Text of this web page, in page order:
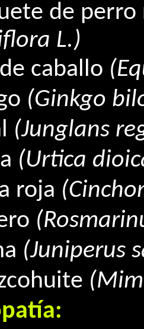
de perro
L.)
caballo
(Ginkgo
(Junglans
(Urtica
roja
(Juniperus